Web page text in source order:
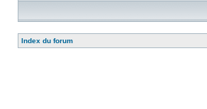
Index du forum